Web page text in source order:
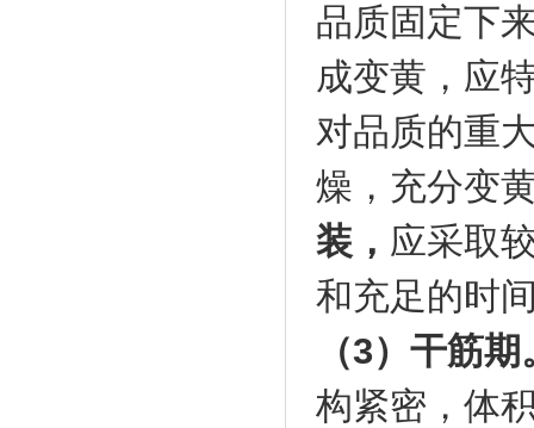
品质固定下
成变黄，应
对品质的重
燥，充分变
装， 应采取
和充足的时
（3）干筋期
构紧密，体